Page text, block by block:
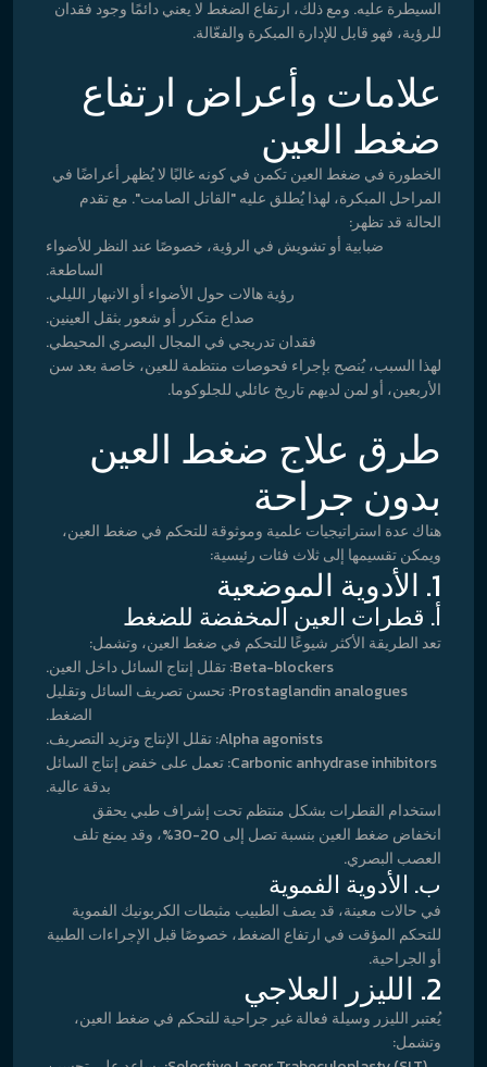
السيطرة عليه. ومع ذلك، ارتفاع الضغط لا يعني دائمًا وجود فقدان
للرؤية، فهو قابل للإدارة المبكرة والفعّالة.
علامات وأعراض ارتفاع
ضغط العين
الخطورة في ضغط العين تكمن في كونه غالبًا لا يُظهر أعراضًا في
المراحل المبكرة، لهذا يُطلق عليه "القاتل الصامت". مع تقدم
الحالة قد تظهر:
ضبابية أو تشويش في الرؤية، خصوصًا عند النظر للأضواء
الساطعة.
رؤية هالات حول الأضواء أو الانبهار الليلي.
صداع متكرر أو شعور بثقل العينين.
فقدان تدريجي في المجال البصري المحيطي.
لهذا السبب، يُنصح بإجراء فحوصات منتظمة للعين، خاصة بعد سن
الأربعين، أو لمن لديهم تاريخ عائلي للجلوكوما.
طرق علاج ضغط العين
بدون جراحة
هناك عدة استراتيجيات علمية وموثوقة للتحكم في ضغط العين،
ويمكن تقسيمها إلى ثلاث فئات رئيسية:
1. الأدوية الموضعية
أ. قطرات العين المخفضة للضغط
تعد الطريقة الأكثر شيوعًا للتحكم في ضغط العين، وتشمل:
Beta-blockers: تقلل إنتاج السائل داخل العين.
Prostaglandin analogues: تحسن تصريف السائل وتقليل
الضغط.
Alpha agonists: تقلل الإنتاج وتزيد التصريف.
Carbonic anhydrase inhibitors: تعمل على خفض إنتاج السائل
بدقة عالية.
استخدام القطرات بشكل منتظم تحت إشراف طبي يحقق
انخفاض ضغط العين بنسبة تصل إلى 20-30%، وقد يمنع تلف
العصب البصري.
ب. الأدوية الفموية
في حالات معينة، قد يصف الطبيب مثبطات الكربونيك الفموية
للتحكم المؤقت في ارتفاع الضغط، خصوصًا قبل الإجراءات الطبية
أو الجراحية.
2. الليزر العلاجي
يُعتبر الليزر وسيلة فعالة غير جراحية للتحكم في ضغط العين،
وتشمل: